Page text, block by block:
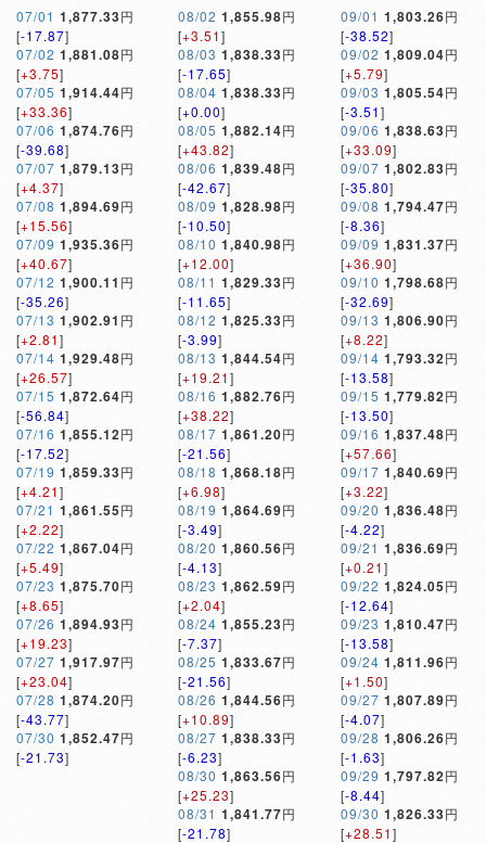
07/01 1,877.33円
[-17.87]
07/02 1,881.08円
[+3.75]
07/05 1,914.44円
[+33.36]
07/06 1,874.76円
[-39.68]
07/07 1,879.13円
[+4.37]
07/08 1,894.69円
[+15.56]
07/09 1,935.36円
[+40.67]
07/12 1,900.11 円
[-35.26]
07/13 1,902.91 円
[+2.81]
07/14 1,929.48円
[+26.57]
07/15 1,872.64円
[-56.84]
07/16 1,855.12円
[-17.52]
07/19 1,859.33円
[+4.21]
07/21 1,861.55円
[+2.22]
07/22 1,867.04円
[+5.49]
07/23 1,875.70円
[+8.65]
07/26 1,894.93円
[+19.23]
07/27 1,917.97円
[+23.04]
07/28 1,874.20円
[-43.77]
07/30 1,852.47円
[-21.73]
08/02 1,855.98円
[+3.51]
08/03 1,838.33円
[-17.65]
08/04 1,838.33円
[+0.00]
08/05 1,882.14円
[+43.82]
08/06 1,839.48円
[-42.67]
08/09 1,828.98円
[-10.50]
08/10 1,840.98円
[+12.00]
08/11 1,829.33円
[-11.65]
08/12 1,825.33円
[-3.99]
08/13 1,844.54円
[+19.21]
08/16 1,882.76円
[+38.22]
08/17 1,861.20円
[-21.56]
08/18 1,868.18円
[+6.98]
08/19 1,864.69円
[-3.49]
08/20 1,860.56円
[-4.13]
08/23 1,862.59円
[+2.04]
08/24 1,855.23円
[-7.37]
08/25 1,833.67円
[-21.56]
08/26 1,844.56円
[+10.89]
08/27 1,838.33円
[-6.23]
08/30 1,863.56円
[+25.23]
08/31 1,841.77円
[-21.78]
09/01 1,803.26円
[-38.52]
09/02 1,809.04円
[+5.79]
09/03 1,805.54円
[-3.51]
09/06 1,838.63円
[+33.09]
09/07 1,802.83円
[-35.80]
09/08 1,794.47円
[-8.36]
09/09 1,831.37円
[+36.90]
09/10 1,798.68円
[-32.69]
09/13 1,806.90円
[+8.22]
09/14 1,793.32円
[-13.58]
09/15 1,779.82円
[-13.50]
09/16 1,837.48円
[+57.66]
09/17 1,840.69円
[+3.22]
09/20 1,836.48円
[-4.22]
09/21 1,836.69円
[+0.21]
09/22 1,824.05円
[-12.64]
09/23 1,810.47円
[-13.58]
09/24 1,811.96円
[+1.50]
09/27 1,807.89円
[-4.07]
09/28 1,806.26円
[-1.63]
09/29 1,797.82円
[-8.44]
09/30 1,826.33円
[+28.51]